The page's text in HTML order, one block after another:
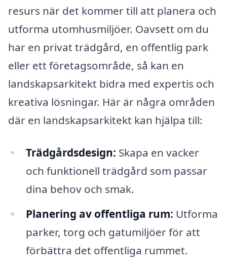
resurs när det kommer till att planera och
utforma utomhusmiljöer. Oavsett om du
har en privat trädgård, en offentlig park
eller ett företagsområde, så kan en
landskapsarkitekt bidra med expertis och
kreativa lösningar. Här är några områden
där en landskapsarkitekt kan hjälpa till:
Trädgårdsdesign: Skapa en vacker
och funktionell trädgård som passar
dina behov och smak.
Planering av offentliga rum: Utforma
parker, torg och gatumiljöer för att
förbättra det offentliga rummet.